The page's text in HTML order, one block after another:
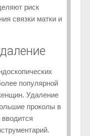
риск
связки матки и
популярной
Удаление
проколы в